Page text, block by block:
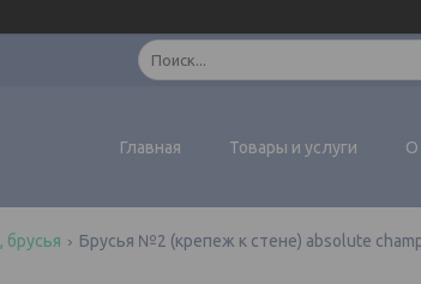
Главная Товары и услуги О
брусья Брусья №2 (крепеж к стене) absolute